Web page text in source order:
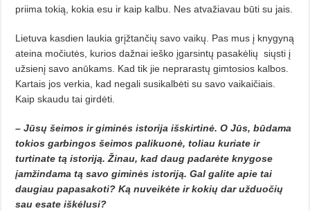
priima tokią, kokia esu ir kaip kalbu. Nes atvažiavau būti su jais.
Lietuva kasdien laukia grįžtančių savo vaikų. Pas mus į knygyną
ateina močiutės, kurios dažnai ieško įgarsintų pasakėlių siųsti į
užsienį savo anūkams. Kad tik jie neprarastų gimtosios kalbos.
Kartais jos verkia, kad negali susikalbėti su savo vaikaičiais.
Kaip skaudu tai girdėti.
– Jūsų šeimos ir giminės istorija išskirtinė. O Jūs, būdama
tokios garbingos šeimos palikuonė, toliau kuriate ir
turtinate tą istoriją. Žinau, kad daug padarėte knygose
įamžindama tą savo giminės istoriją. Gal galite apie tai
daugiau papasakoti? Ką nuveikėte ir kokių dar užduočių
sau esate iškėlusi?